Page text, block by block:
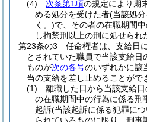
(4)
次条第1項の規定により期
める処分を受けた者(当該処
く。)で、その者の在職期間
し拘禁刑以上の刑に処せられ
第23条の3
任命権者は、支給日
とされていた職員で当該支給日
ものが次の各号のいずれかに該
当の支給を差し止めることがで
(1)
離職した日から当該支給
の在職期間中の行為に係る刑
起訴(当該起訴に係る犯罪に